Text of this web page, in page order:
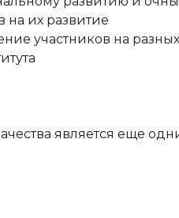
на их развитие
участников на
является еще